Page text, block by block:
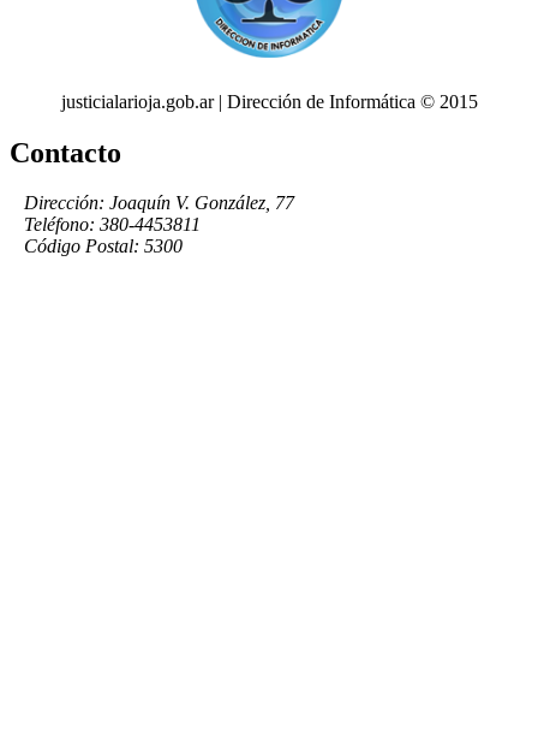
justicialarioja.gob.ar | Dirección de Informática © 2015
Contacto
Dirección: Joaquín V. González, 77
Teléfono: 380-4453811
Código Postal: 5300